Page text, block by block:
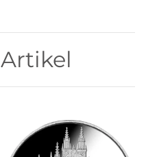
Artikel